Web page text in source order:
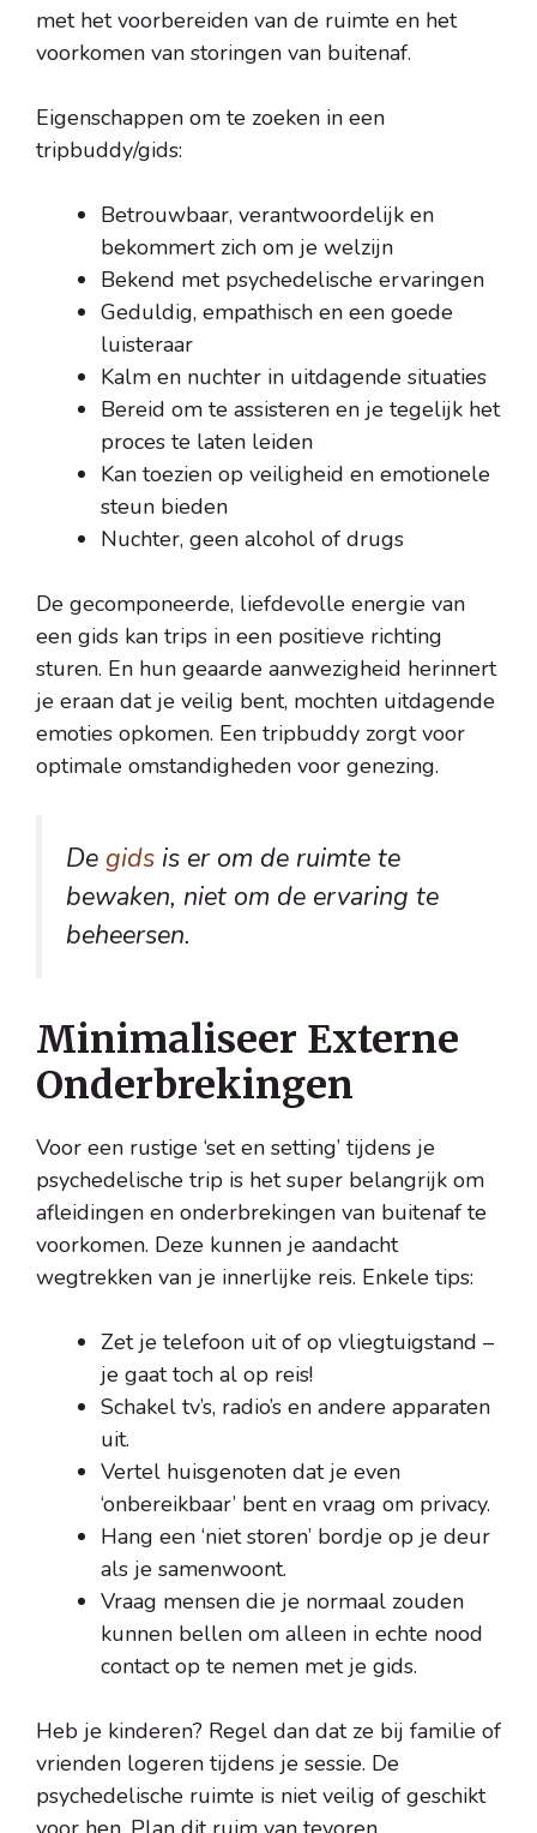
met het voorbereiden van de ruimte en het
voorkomen van storingen van buitenaf.
Eigenschappen om te zoeken in een
tripbuddy/gids:
Betrouwbaar, verantwoordelijk en
bekommert zich om je welzijn
Bekend met psychedelische ervaringen
Geduldig, empathisch en een goede
luisteraar
Kalm en nuchter in uitdagende situaties
Bereid om te assisteren en je tegelijk het
proces te laten leiden
Kan toezien op veiligheid en emotionele
steun bieden
Nuchter, geen alcohol of drugs
De gecomponeerde, liefdevolle energie van
een gids kan trips in een positieve richting
sturen. En hun geaarde aanwezigheid herinnert
je eraan dat je veilig bent, mochten uitdagende
emoties opkomen. Een tripbuddy zorgt voor
optimale omstandigheden voor genezing.
De gids is er om de ruimte te
bewaken, niet om de ervaring te
beheersen.
Minimaliseer Externe
Onderbrekingen
Voor een rustige ‘set en setting’ tijdens je
psychedelische trip is het super belangrijk om
afleidingen en onderbrekingen van buitenaf te
voorkomen. Deze kunnen je aandacht
wegtrekken van je innerlijke reis. Enkele tips:
Zet je telefoon uit of op vliegtuigstand –
je gaat toch al op reis!
Schakel tv’s, radio’s en andere apparaten
uit.
Vertel huisgenoten dat je even
‘onbereikbaar’ bent en vraag om privacy.
Hang een ‘niet storen’ bordje op je deur
als je samenwoont.
Vraag mensen die je normaal zouden
kunnen bellen om alleen in echte nood
contact op te nemen met je gids.
Heb je kinderen? Regel dan dat ze bij familie of
vrienden logeren tijdens je sessie. De
psychedelische ruimte is niet veilig of geschikt